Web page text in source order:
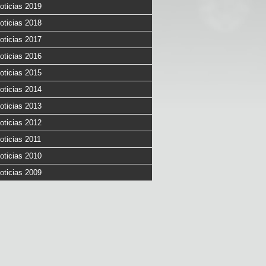
2019
2018
2017
2016
2015
2014
2013
2012
2011
2010
2009